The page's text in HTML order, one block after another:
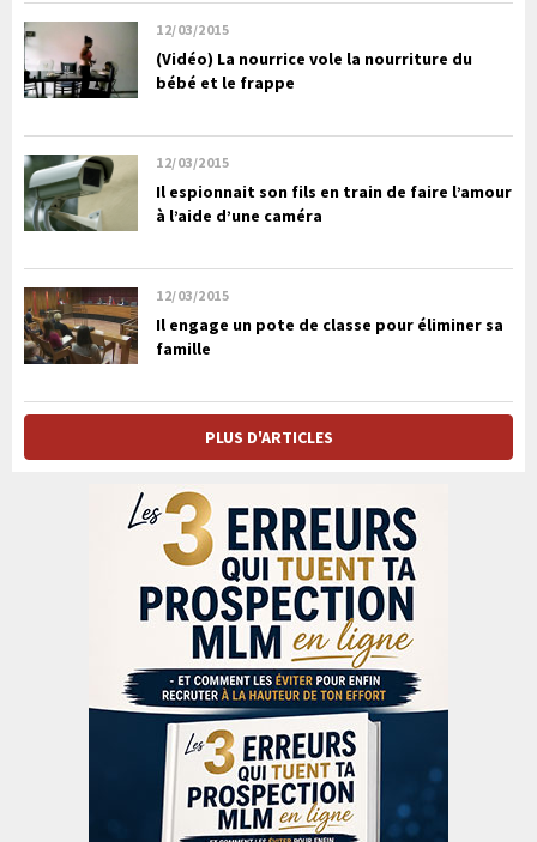
12/03/2015
(Vidéo) La nourrice vole la nourriture du
bébé et le frappe
12/03/2015
Il espionnait son fils en train de faire l’amour
à l’aide d’une caméra
12/03/2015
Il engage un pote de classe pour éliminer sa
famille
PLUS D'ARTICLES